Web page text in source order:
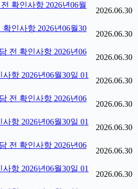
확인사항 2026년06월
2026.06.30
인사항 2026년06월30
2026.06.30
전 확인사항 2026년06
2026.06.30
항 2026년06월30일 01
2026.06.30
전 확인사항 2026년06
2026.06.30
항 2026년06월30일 01
2026.06.30
전 확인사항 2026년06
2026.06.30
항 2026년06월30일 01
2026.06.30